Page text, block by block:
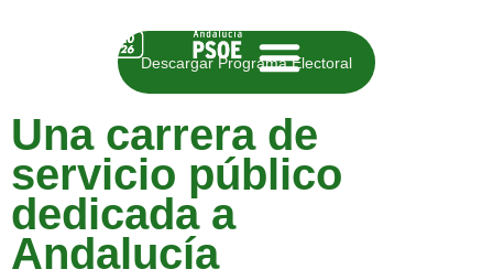
Descargar Programa Electoral
Una carrera de
servicio público
dedicada a
Andalucía